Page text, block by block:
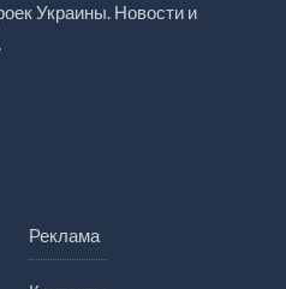
Украины. Новости и
Реклама